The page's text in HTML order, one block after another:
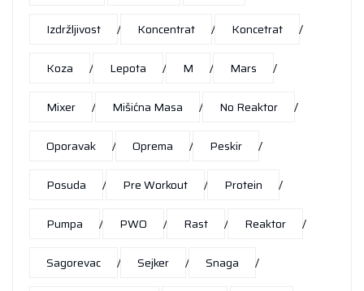
Izdržljivost Koncentrat Koncetrat
Koza Lepota M Mars
Mixer Mišićna Masa No Reaktor
Oporavak Oprema Peskir
Posuda Pre Workout Protein
Pumpa PWO Rast Reaktor
Sagorevac Sejker Snaga